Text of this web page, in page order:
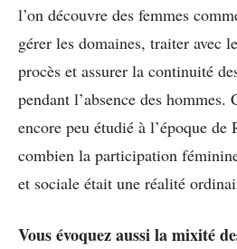
l’on découvre des femmes
gérer les domaines, traiter avec
procès et assurer la continuité
pendant l’absence des hommes.
encore peu étudié à l’époque de
combien la participation
et sociale était une réalité
Vous évoquez aussi la mixité